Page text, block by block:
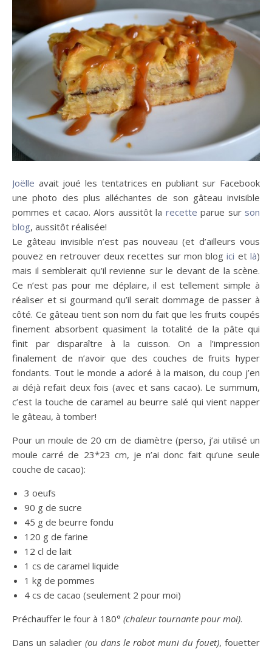
Joëlle avait joué les tentatrices en publiant sur Facebook
une photo des plus alléchantes de son gâteau invisible
pommes et cacao. Alors aussitôt la recette parue sur son
blog, aussitôt réalisée!
Le gâteau invisible n’est pas nouveau (et d’ailleurs vous
pouvez en retrouver deux recettes sur mon blogici etlà)
mais il semblerait qu’il revienne sur le devant de la scène.
Ce n’est pas pour me déplaire, il est tellement simple à
réaliser et si gourmand qu’il serait dommage de passer à
côté. Ce gâteau tient son nom du fait que les fruits coupés
finement absorbent quasiment la totalité de la pâte qui
finit par disparaître à la cuisson. On a l’impression
finalement de n’avoir que des couches de fruits hyper
fondants. Tout le monde a adoré à la maison, du coup j’en
ai déjà refait deux fois (avec et sans cacao). Le summum,
c’est la touche de caramel au beurre salé qui vient napper
le gâteau, à tomber!
Pour un moule de 20 cm de diamètre (perso, j’ai utilisé un
moule carré de 23*23 cm, je n’ai donc fait qu’une seule
couche de cacao):
3 oeufs
90 g de sucre
45 g de beurre fondu
120 g de farine
12 cl de lait
1 cs de caramel liquide
1 kg de pommes
4 cs de cacao (seulement 2 pour moi)
Préchauffer le four à 180° (chaleur tournante pour moi).
Dans un saladier (ou dans le robot muni du fouet), fouetter